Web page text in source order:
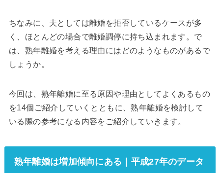
ちなみに、夫としては離婚を拒否しているケースが多
く、ほとんどの場合で離婚調停に持ち込まれます。で
は、熟年離婚を考える理由にはどのようなものがあるで
しょうか。
今回は、熟年離婚に至る原因や理由としてよくあるもの
を14個ご紹介していくとともに、熟年離婚を検討して
いる際の参考になる内容をご紹介していきます。
熟年離婚は増加傾向にある｜平成27年のデータ